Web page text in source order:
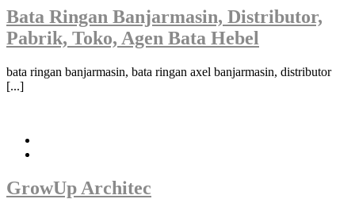
Bata Ringan Banjarmasin, Distributor,
Pabrik, Toko, Agen Bata Hebel
bata ringan banjarmasin, bata ringan axel banjarmasin, distributor
[...]
GrowUp Architec